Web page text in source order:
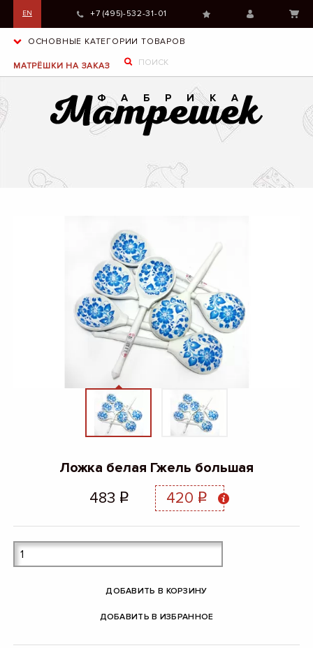
EN +7 (495)-532-31-01
ОСНОВНЫЕ КАТЕГОРИИ ТОВАРОВ
МАТРЁШКИ НА ЗАКАЗ
Ложка белая Гжель большая
483 q 420 q
ДОБАВИТЬ В КОРЗИНУ
ДОБАВИТЬ В ИЗБРАННОЕ